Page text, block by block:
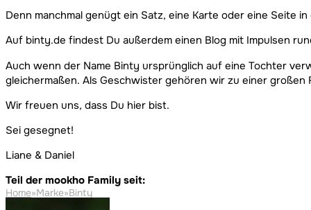
Denn manchmal genügt ein Satz, eine Karte oder eine Seite
Auf binty.de findest Du außerdem einen Blog mit Impulsen
Auch wenn der Name Binty ursprünglich auf eine Tochter
gleichermaßen. Als Geschwister gehören wir zu einer
Wir freuen uns, dass Du hier bist.
Sei gesegnet!
Liane & Daniel
Teil der mookho Family seit:
Home»Marke»Binty